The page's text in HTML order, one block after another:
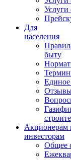
Услуги
Для
населения
быту
Акционерам
инвесторам
Общее